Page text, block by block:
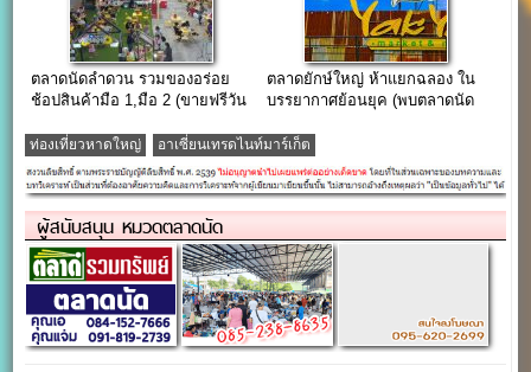
ตลาดนัดลำดวน รวมของอร่อย
ช้อปสินค้ามือ 1,มือ 2 (ขายฟรีวัน
ตลาดยักษ์ใหญ่ ห้าแยกฉลอง ใน
บรรยากาศย้อนยุค (พบตลาดนัด
ท่องเที่ยวหาดใหญ่ อาเซี่ยนเทรดไนท์มาร์เก็ต
ผู้สนับสนุน หมวดตลาดนัด